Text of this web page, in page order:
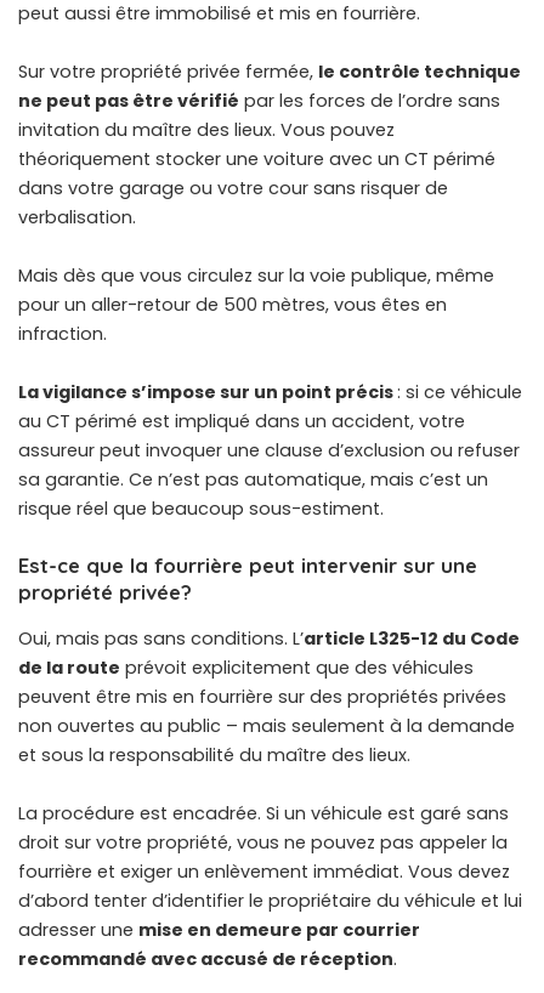
peut aussi être immobilisé et mis en fourrière.
Sur votre propriété privée fermée, le contrôle technique
ne peut pas être vérifié par les forces de l’ordre sans
invitation du maître des lieux. Vous pouvez
théoriquement stocker une voiture avec un CT périmé
dans votre garage ou votre cour sans risquer de
verbalisation.
Mais dès que vous circulez sur la voie publique, même
pour un aller-retour de 500 mètres, vous êtes en
infraction.
La vigilance s’impose sur un point précis: si ce véhicule
au CT périmé est impliqué dans un accident, votre
assureur peut invoquer une clause d’exclusion ou refuser
sa garantie. Ce n’est pas automatique, mais c’est un
risque réel que beaucoup sous-estiment.
Est-ce que la fourrière peut intervenir sur une
propriété privée?
Oui, mais pas sans conditions. L’article L325-12 du Code
de la route prévoit explicitement que des véhicules
peuvent être mis en fourrière sur des propriétés privées
non ouvertes au public – mais seulement à la demande
et sous la responsabilité du maître des lieux.
La procédure est encadrée. Si un véhicule est garé sans
droit sur votre propriété, vous ne pouvez pas appeler la
fourrière et exiger un enlèvement immédiat. Vous devez
d’abord tenter d’identifier le propriétaire du véhicule et lui
adresser une mise en demeure par courrier
recommandé avec accusé de réception.